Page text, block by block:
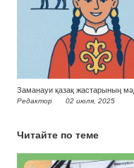
Заманауи қазақ жастарының
Редактор 02 июля, 2025
Читайте по теме